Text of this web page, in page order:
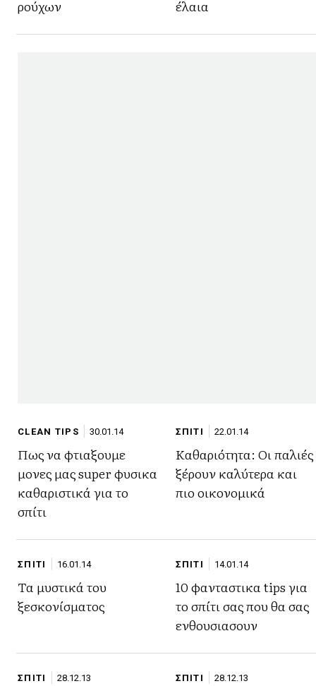
ρούχων
έλαια
CLEAN TIPS 30.01.14
Πως να φτιαξουμε
μονες μας super φυσικα
καθαριστικά για το
σπίτι
ΣΠΙΤΙ 22.01.14
Καθαριότητα: Οι παλιές
ξέρουν καλύτερα και
πιο οικονομικά
ΣΠΙΤΙ 16.01.14
Τα μυστικά του
ξεσκονίσματος
ΣΠΙΤΙ 14.01.14
10 φανταστικα tips για
το σπίτι σας που θα σας
ενθουσιασουν
ΣΠΙΤΙ 28.12.13 ΣΠΙΤΙ 28.12.13